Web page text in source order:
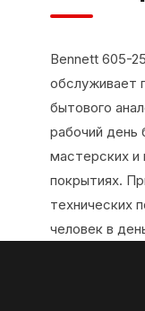
Bennett 605-
обслуживает
бытового
рабочий день
мастерских
покрытиях.
технических
человек в